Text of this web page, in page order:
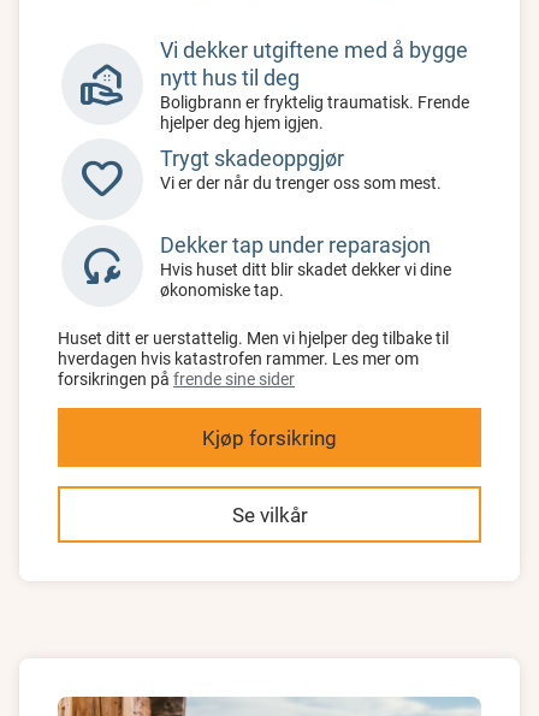
real_estate_agent
Vi dekker utgiftene med å bygge
nytt hus til deg
Boligbrann er fryktelig traumatisk. Frende
hjelper deg hjem igjen.
favorite Trygt skadeoppgjør
Vi er der når du trenger oss som mest.
reset_wrench Dekker tap under reparasjon
Hvis huset ditt blir skadet dekker vi dine
økonomiske tap.
Huset ditt er uerstattelig. Men vi hjelper deg tilbake til
hverdagen hvis katastrofen rammer. Les mer om
forsikringen på frende sine sider
Kjøp forsikring
Se vilkår